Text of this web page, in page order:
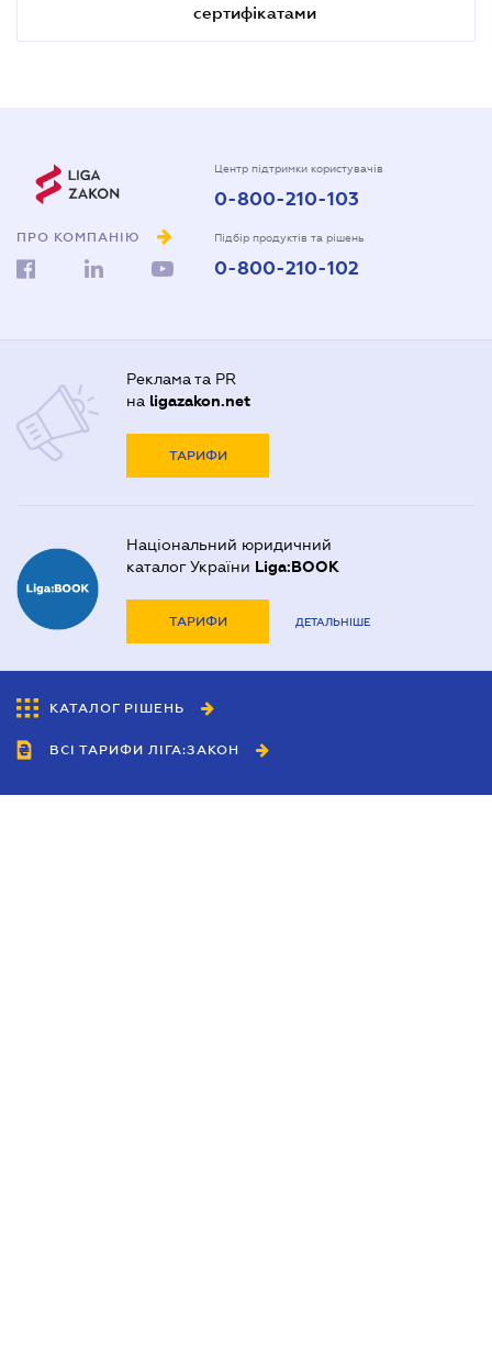
сертифікатами
ПРО КОМПАНІЮ
Центр підтримки користувачів
0-800-210-103
Підбір продуктів та рішень
0-800-210-102
Реклама та PR
на ligazakon.net
ТАРИФИ
Національний юридичний
каталог України Liga:BOOK
ТАРИФИ ДЕТАЛЬНІШЕ
КАТАЛОГ РІШЕНЬ
ВСІ ТАРИФИ ЛІГА:ЗАКОН